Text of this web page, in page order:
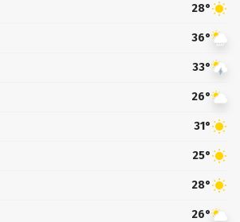
28°
36°
33°
26°
31°
25°
28°
26°